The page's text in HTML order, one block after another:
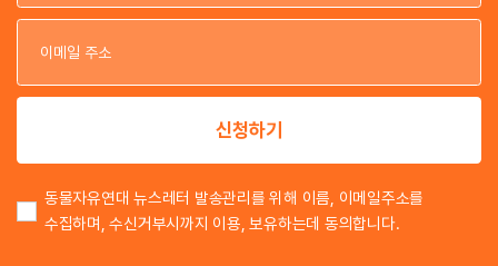
이
이
신청하기
동물자유연대 뉴스레터 발송관리를 위해 이름, 이메일주소를
수집하며, 수신거부시까지 이용, 보유하는데 동의합니다.